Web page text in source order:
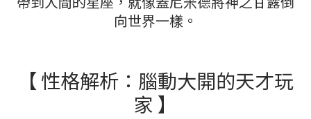
向世界一樣。
【 性格解析：腦動大開的天才玩
家 】